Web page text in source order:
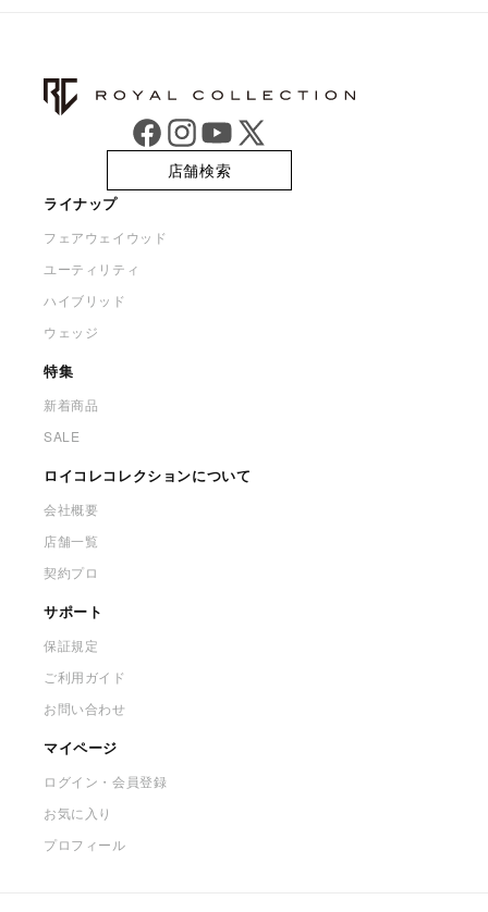
FacebookInstagram
YouTube
X
店舗検索
ライナップ
フェアウェイウッド
ユーティリティ
ハイブリッド
ウェッジ
特集
新着商品
SALE
ロイコレコレクションについて
会社概要
店舗一覧
契約プロ
サポート
保証規定
ご利用ガイド
お問い合わせ
マイページ
ログイン・会員登録
お気に入り
プロフィール